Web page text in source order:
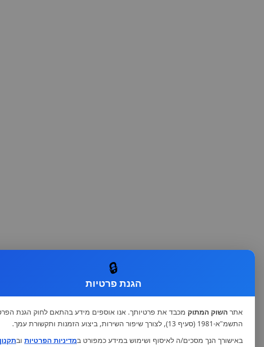
🔒
הגנת פרטיות
אתר השוק המתוק מכבד את פרטיותך. אנו אוספים מידע בהתאם לחוק הגנת
התשמ"א-1981 (סעיף 13), לצורך שיפור השירות, ביצוע הזמנות ותקשורת עמך.
באישורך הנך מסכים/ה לאיסוף ושימוש במידע כמפורט במדיניות הפרטיות ובתקנון